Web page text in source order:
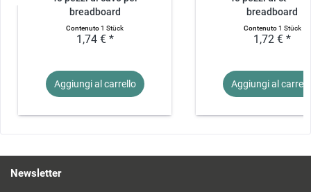
breadboard
maschio/maschio...
Contenuto1 Stück
1,74 € *
Aggiungi al carrello
breadboard
maschio/
Contenuto1 Stück
1,72 € *
Aggiungi al
Newsletter